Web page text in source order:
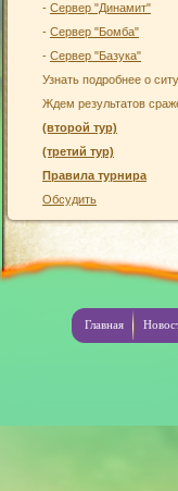
- Сервер "Динамит"
- Сервер "Бомба"
- Сервер "Базука"
Узнать подробнее о
Ждем результатов
(второй тур)
(третий тур)
Правила турнира
Обсудить
Главная